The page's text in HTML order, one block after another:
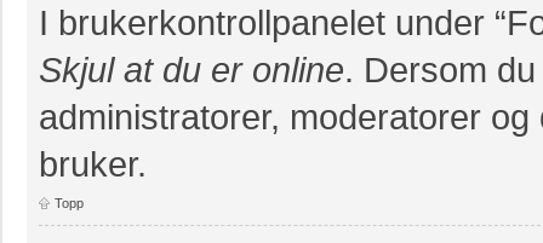
I brukerkontrollpanelet under
Skjul at du er online. Dersom
administratorer, moderatorer
bruker.
Topp